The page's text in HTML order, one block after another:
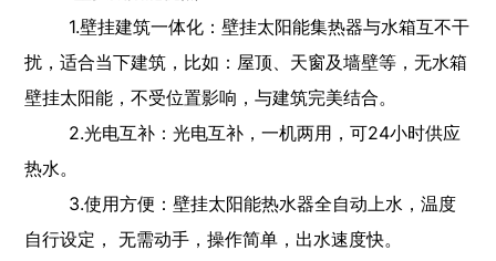
1.壁挂建筑一体化：壁挂太阳能集热器与水箱互不干
扰，适合当下建筑，比如：屋顶、天窗及墙壁等，无水箱
壁挂太阳能，不受位置影响，与建筑完美结合。
2.光电互补：光电互补，一机两用，可24小时供应
热水。
3.使用方便：壁挂太阳能热水器全自动上水，温度
自行设定， 无需动手，操作简单，出水速度快。